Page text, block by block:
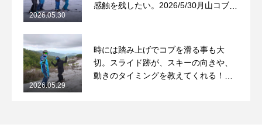
感触を残したい。2026/5/30月山コブレ
2026.05.30
時には踏み上げでコブを滑る事も大
切。スライド跡が、スキーの向きや、
動きのタイミングを教えてくれる！
2026.05.29